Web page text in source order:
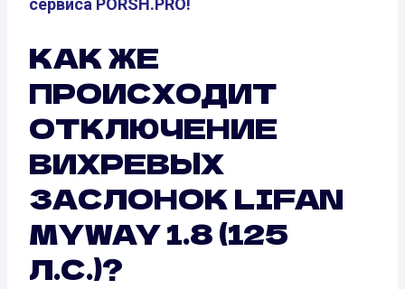
сервиса PORSH.PRO!
КАК ЖЕ
ПРОИСХОДИТ
ОТКЛЮЧЕНИЕ
ВИХРЕВЫХ
ЗАСЛОНОК LIFAN
MYWAY 1.8 (125
Л.С.)?